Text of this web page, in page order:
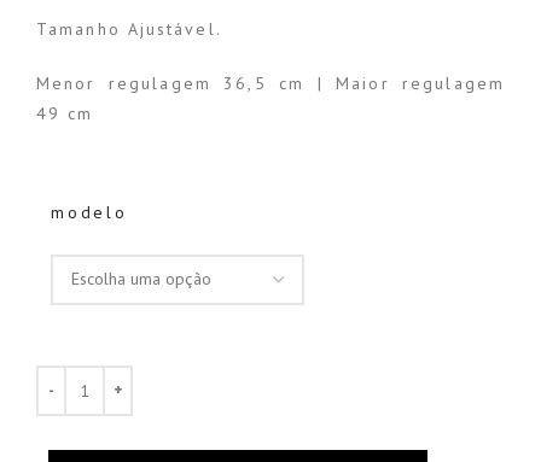
Tamanho Ajustável.
Menor regulagem 36,5 cm | Maior regulagem
49 cm
modelo